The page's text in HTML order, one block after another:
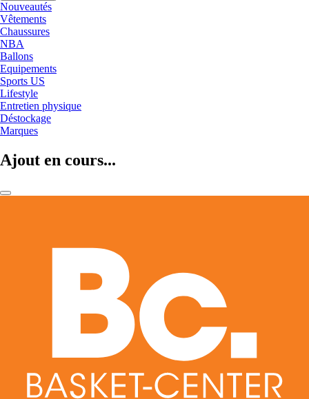
Nouveautés
Vêtements
Chaussures
NBA
Ballons
Equipements
Sports US
Lifestyle
Entretien physique
Déstockage
Marques
Ajout en cours...